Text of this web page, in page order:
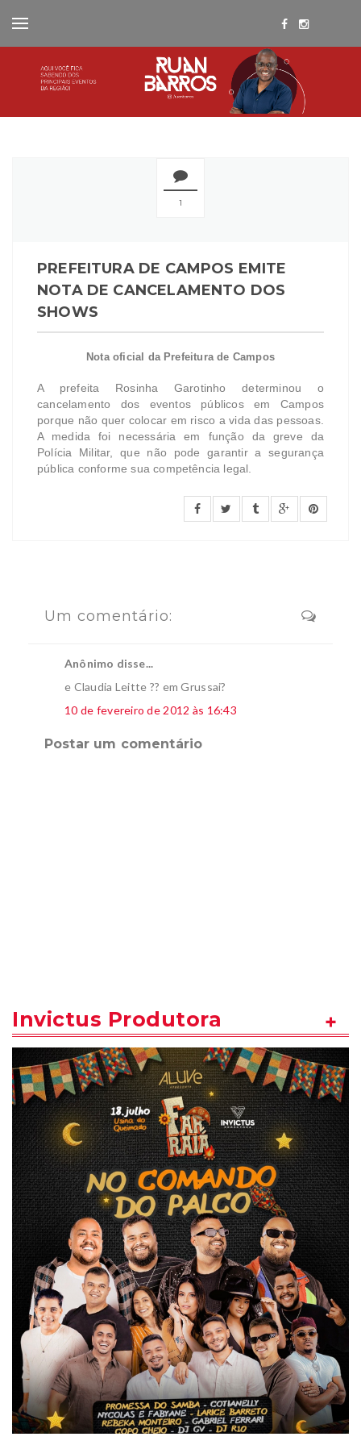
1
PREFEITURA DE CAMPOS EMITE
NOTA DE CANCELAMENTO DOS
SHOWS
Nota oficial da Prefeitura de Campos
A prefeita Rosinha Garotinho determinou o
cancelamento dos eventos públicos em Campos
porque não quer colocar em risco a vida das pessoas.
A medida foi necessária em função da greve da
Polícia Militar, que não pode garantir a segurança
pública conforme sua competência legal.
Um comentário:
Anônimo disse...
e Claudia Leitte ?? em Grussai?
10 de fevereiro de 2012 às 16:43
Postar um comentário
Invictus Produtora